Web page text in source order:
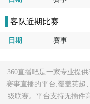
客队近期比赛
日期 賽事
360直播吧是一家专业提
赛事直播的平台,覆盖英超
级联赛。平台支持无插件